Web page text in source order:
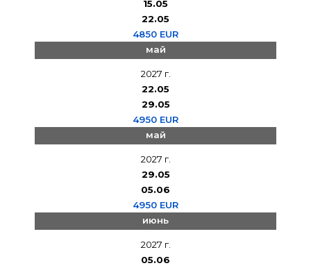
15.05
22.05
4850 EUR
май
2027 г.
22.05
29.05
4950 EUR
май
2027 г.
29.05
05.06
4950 EUR
июнь
2027 г.
05.06